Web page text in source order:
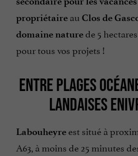
propriétaire au Clos de
domaine naturede 5
pour tous vos projets !
ENTRE PLAGES
LANDAISES
Labouheyre est situé à
A63, à moins de 25 minutes